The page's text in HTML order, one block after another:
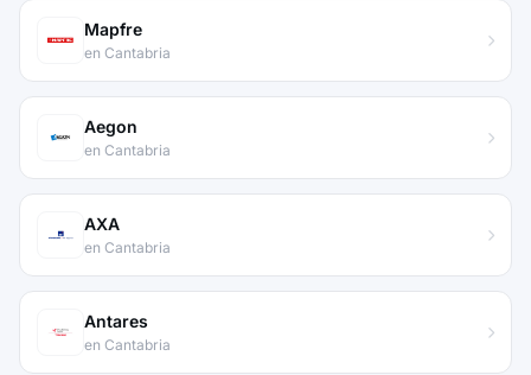
Mapfre
en Cantabria
Aegon
en Cantabria
AXA
en Cantabria
Antares
en Cantabria